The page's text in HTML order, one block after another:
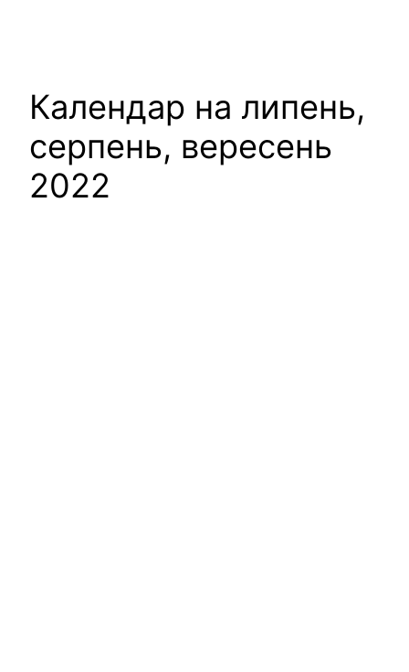
Календар на липень,
серпень, вересень
2022